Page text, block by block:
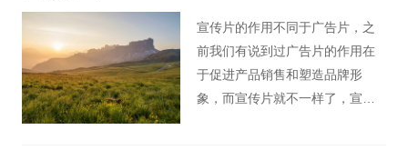
宣传片的作用不同于广告片，之
前我们有说到过广告片的作用在
于促进产品销售和塑造品牌形
象，而宣传片就不一样了，宣传